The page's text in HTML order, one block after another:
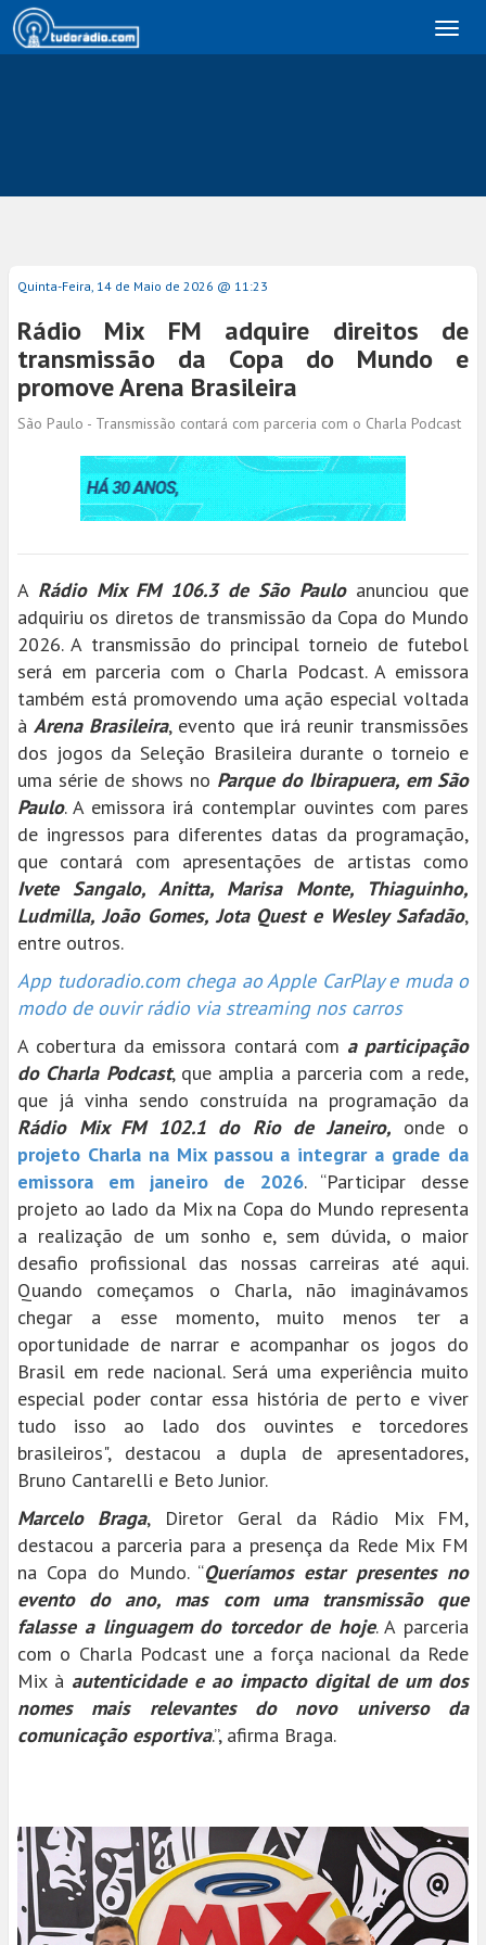
Quinta-Feira, 14 de Maio de 2026 @ 11:23
Rádio Mix FM adquire direitos de
transmissão da Copa do Mundo e
promove Arena Brasileira
São Paulo - Transmissão contará com parceria com o Charla Podcast
A Rádio Mix FM 106.3 de São Pauloanunciou que
adquiriu os diretos de transmissão da Copa do Mundo
2026. A transmissão do principal torneio de futebol
será em parceria com o Charla Podcast. A emissora
também está promovendo uma ação especial voltada
àArena Brasileira, evento que irá reunir transmissões
dos jogos da Seleção Brasileira durante o torneio e
uma série de shows no Parque do Ibirapuera, em São
Paulo. A emissora irá contemplar ouvintes com pares
de ingressos para diferentes datas da programação,
que contará com apresentações de artistas como
Ivete Sangalo, Anitta, Marisa Monte, Thiaguinho,
Ludmilla, João Gomes, Jota Quest e Wesley Safadão,
entre outros.
App tudoradio.com chega ao Apple CarPlay e muda o
modo de ouvir rádio via streaming nos carros
A cobertura da emissora contará com a participação
do Charla Podcast, que amplia a parceria com a rede,
que já vinha sendo construída na programação da
Rádio Mix FM 102.1 do Rio de Janeiro, onde o
projeto Charla na Mix passou a integrar a grade da
emissora em janeiro de 2026. “Participar desse
projeto ao lado da Mix na Copa do Mundo representa
a realização de um sonho e, sem dúvida, o maior
desafio profissional das nossas carreiras até aqui.
Quando começamos o Charla, não imaginávamos
chegar a esse momento, muito menos ter a
oportunidade de narrar e acompanhar os jogos do
Brasil em rede nacional. Será uma experiência muito
especial poder contar essa história de perto e viver
tudo isso ao lado dos ouvintes e torcedores
brasileiros", destacou a dupla de apresentadores,
Bruno Cantarelli e Beto Junior.
Marcelo Braga, Diretor Geral da Rádio Mix FM,
destacou a parceria para a presença da Rede Mix FM
na Copa do Mundo. “Queríamos estar presentes no
evento do ano, mas com uma transmissão que
falasse a linguagem do torcedor de hoje. A parceria
com o Charla Podcast une a força nacional da Rede
Mix à autenticidade e ao impacto digital de um dos
nomes mais relevantes do novo universo da
comunicação esportiva.”, afirma Braga.